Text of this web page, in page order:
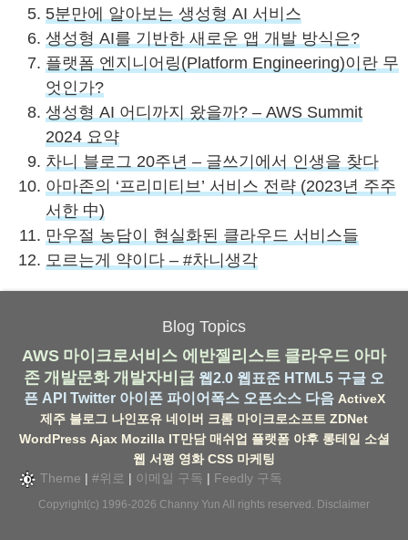
5분만에 알아보는 생성형 AI 서비스
생성형 AI를 기반한 새로운 앱 개발 방식은?
플랫폼 엔지니어링(Platform Engineering)이란 무
엇인가?
생성형 AI 어디까지 왔을까? – AWS Summit
2024 요약
차니 블로그 20주년 – 글쓰기에서 인생을 찾다
아마존의 ‘프리미티브’ 서비스 전략 (2023년 주주
서한 中)
만우절 농담이 현실화된 클라우드 서비스들
모르는게 약이다 – #차니생각
Blog Topics
AWS 마이크로서비스 에반젤리스트 클라우드 아마
존 개발문화 개발자비급 웹2.0 웹표준 HTML5 구글 오
픈 API Twitter 아이폰 파이어폭스 오픈소스 다음 ActiveX
제주 블로그 나인포유 네이버 크롬 마이크로소프트 ZDNet
WordPress Ajax Mozilla IT만담 매쉬업 플랫폼 야후 롱테일 소셜
웹 서평 영화 CSS 마케팅
Theme | #위로 | 이메일 구독 | Feedly 구독
Copyright(c) 1996-2026 Channy Yun All rights reserved. Disclaimer